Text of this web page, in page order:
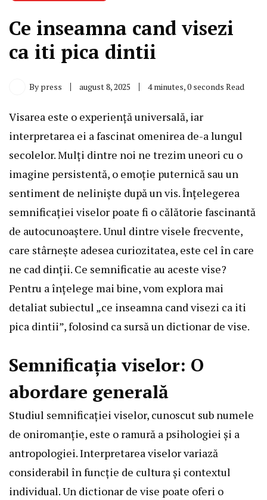
Ce inseamna cand visezi
ca iti pica dintii
By press august 8, 2025 4 minutes, 0 seconds Read
Visarea este o experiență universală, iar
interpretarea ei a fascinat omenirea de-a lungul
secolelor. Mulți dintre noi ne trezim uneori cu o
imagine persistentă, o emoție puternică sau un
sentiment de neliniște după un vis. Înțelegerea
semnificației viselor poate fi o călătorie fascinantă
de autocunoaștere. Unul dintre visele frecvente,
care stârnește adesea curiozitatea, este cel în care
ne cad dinții. Ce semnificatie au aceste vise?
Pentru a înțelege mai bine, vom explora mai
detaliat subiectul „ce inseamna cand visezi ca iti
pica dintii”, folosind ca sursă un dictionar de vise.
Semnificația viselor: O
abordare generală
Studiul semnificației viselor, cunoscut sub numele
de oniromanție, este o ramură a psihologiei și a
antropologiei. Interpretarea viselor variază
considerabil în funcție de cultura și contextul
individual. Un dictionar de vise poate oferi o